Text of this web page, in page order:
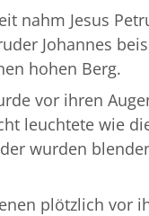
nahm Jesus
Johannes
hohen Berg.
vor ihren
leuchtete wie
wurden
plötzlich vor